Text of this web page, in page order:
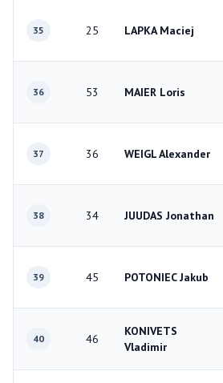
35 25 LAPKA Maciej
36 53 MAIER Loris
37 36 WEIGL Alexander
38 34 JUUDAS Jonathan
39 45 POTONIEC Jakub
40 46
KONIVETS
Vladimir